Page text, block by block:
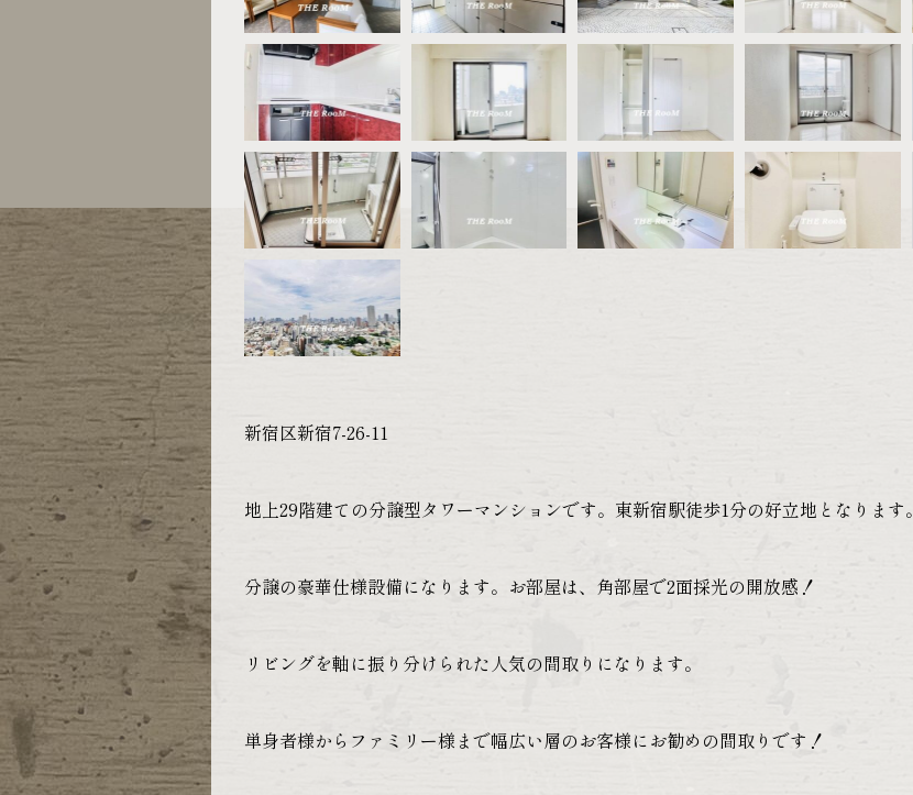
新宿区新宿7-26-11
地上29階建ての分譲型タワーマンションです。東新宿駅徒歩1分の好立地となります。
分譲の豪華仕様設備になります。お部屋は、角部屋で2面採光の開放感！
リビングを軸に振り分けられた人気の間取りになります。
単身者様からファミリー様まで幅広い層のお客様にお勧めの間取りです！